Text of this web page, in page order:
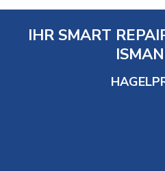
IHR SMART